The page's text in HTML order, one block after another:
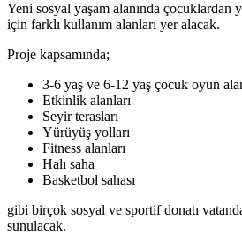
Yeni sosyal yaşam alanında çocuklardan
için farklı kullanım alanları yer alacak.
Proje kapsamında;
3-6 yaş ve 6-12 yaş çocuk oyun
Etkinlik alanları
Seyir terasları
Yürüyüş yolları
Fitness alanları
Halı saha
Basketbol sahası
gibi birçok sosyal ve sportif donatı
sunulacak.